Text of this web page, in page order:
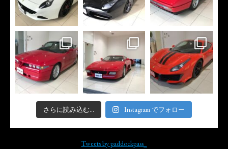
さらに読み込む... Instagram でフォロー
Tweets by paddockpass_